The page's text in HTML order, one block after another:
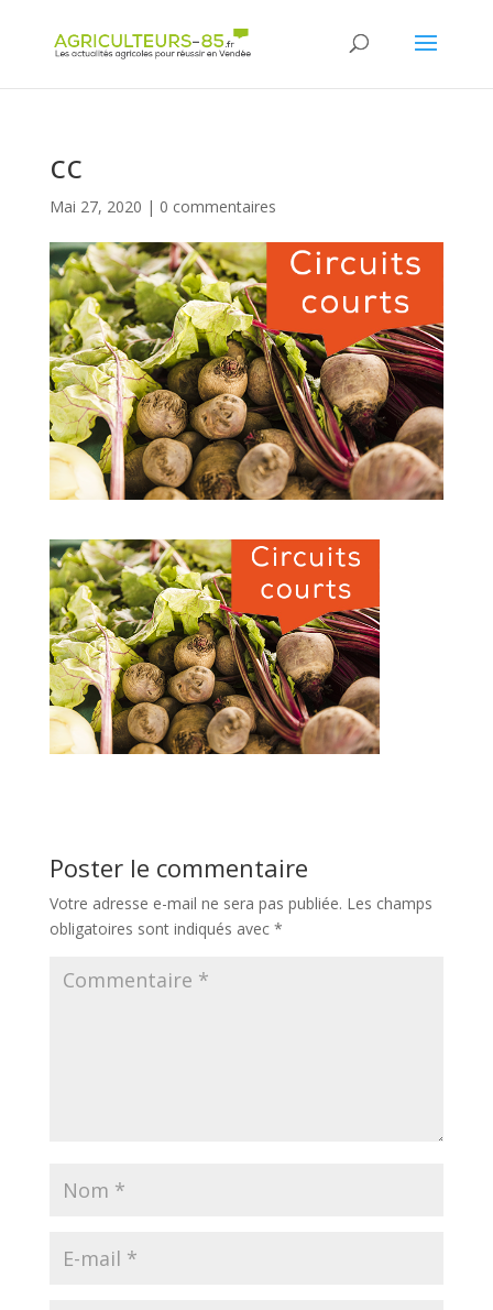
cc
Mai 27, 2020 | 0 commentaires
Poster le commentaire
Votre adresse e-mail ne sera pas publiée. Les champs
obligatoires sont indiqués avec *